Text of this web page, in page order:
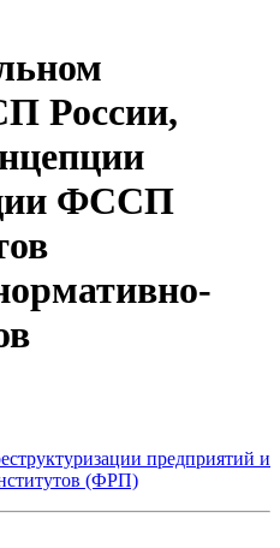
России,
ФССП
предприятий и
(ФРП)